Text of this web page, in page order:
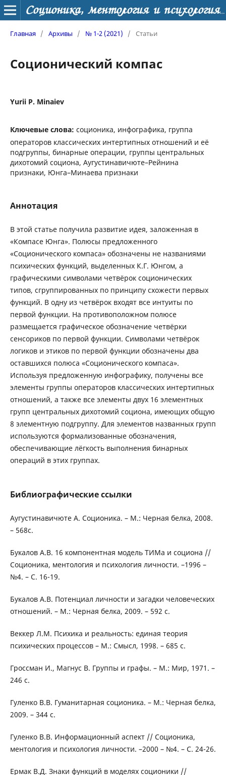
Соционика, ментология и психология личности
Главная / Архивы / № 1-2 (2021) / Статьи
Соционический компас
Yurii P. Minaiev
Ключевые слова: соционика, инфографика, группа
операторов классических интертипных отношений и её
подгруппы, бинарные операции, группы центральных
дихотомий социона, Аугустинавичюте–Рейнина
признаки, Юнга–Минаева признаки
Аннотация
В этой статье получила развитие идея, заложенная в
«Компасе Юнга». Полюсы предложенного
«Соционического компаса» обозначены не названиями
психических функций, выделенных К.Г. Юнгом, а
графическими символами четвёрок соционических
типов, сгруппированных по принципу схожести первых
функций. В одну из четвёрок входят все интуиты по
первой функции. На противоположном полюсе
размещается графическое обозначение четвёрки
сенсориков по первой функции. Символами четвёрок
логиков и этиков по первой функции обозначены два
оставшихся полюса «Соционического компаса».
Используя предложенную инфографику, получены все
элементы группы операторов классических интертипных
отношений, а также все элементы двух 16 элементных
групп центральных дихотомий социона, имеющих общую
8 элементную подгруппу. Для элементов названных групп
используются формализованные обозначения,
обеспечивающие лёгкость выполнения бинарных
операций в этих группах.
Библиографические ссылки
Аугустинавичюте А. Соционика. – М.: Черная белка, 2008.
– 568с.
Букалов А.В. 16 компонентная модель ТИМа и социона //
Соционика, ментология и психология личности. –1996 –
№4. – С. 16-19.
Букалов А.В. Потенциал личности и загадки человеческих
отношений. – М.: Черная белка, 2009. – 592 с.
Веккер Л.М. Психика и реальность: единая теория
психических процессов – М.: Смысл, 1998. – 685 с.
Гроссман И., Магнус В. Группы и графы. – М.: Мир, 1971. –
246 с.
Гуленко В.В. Гуманитарная соционика. – М.: Черная белка,
2009. – 344 с.
Гуленко В.В. Информационный аспект // Соционика,
ментология и психология личности. –2000 – №4. – С. 24-26.
Ермак В.Д. Знаки функций в моделях соционики //